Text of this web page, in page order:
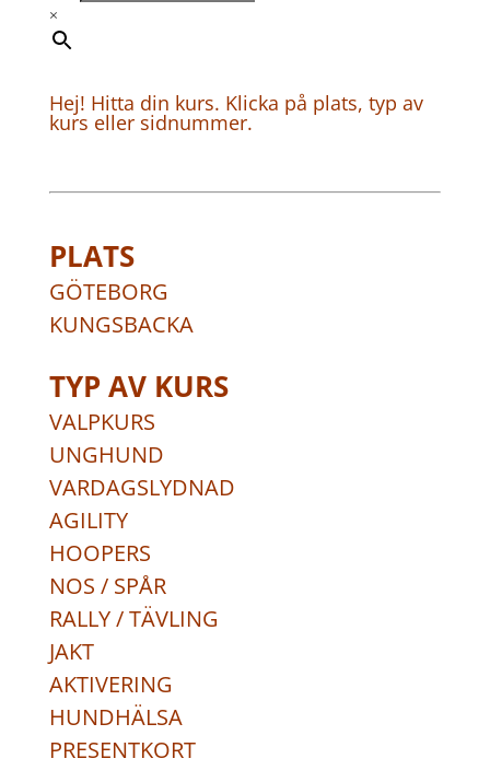
×
Hej! Hitta din kurs. Klicka på plats, typ av
kurs eller sidnummer.
PLATS
GÖTEBORG
KUNGSBACKA
TYP AV KURS
VALPKURS
UNGHUND
VARDAGSLYDNAD
AGILITY
HOOPERS
NOS / SPÅR
RALLY / TÄVLING
JAKT
AKTIVERING
HUNDHÄLSA
PRESENTKORT